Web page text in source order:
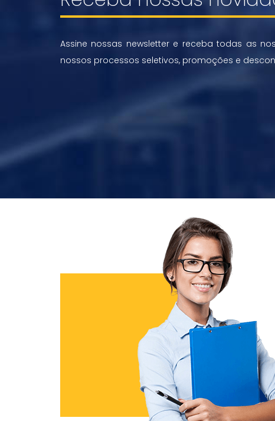
Assine nossas newsletter e receba todas as
nossos processos seletivos, promoções e